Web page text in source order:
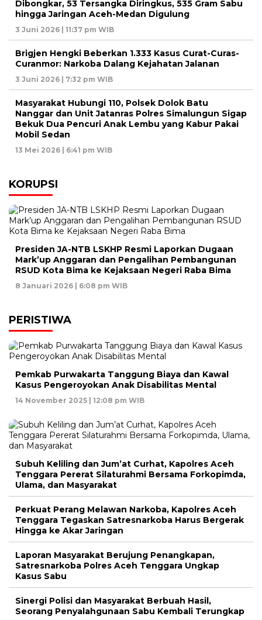
Dibongkar, 53 Tersangka Diringkus, 535 Gram Sabu
hingga Jaringan Aceh-Medan Digulung
3 Juni 2026 | 11:37 pm WIB
Brigjen Hengki Beberkan 1.333 Kasus Curat-Curas-
Curanmor: Narkoba Dalang Kejahatan Jalanan
3 Juni 2026 | 7:32 pm WIB
Masyarakat Hubungi 110, Polsek Dolok Batu
Nanggar dan Unit Jatanras Polres Simalungun Sigap
Bekuk Dua Pencuri Anak Lembu yang Kabur Pakai
Mobil Sedan
13 Mei 2026 | 6:41 pm WIB
KORUPSI
Presiden JA-NTB LSKHP Resmi Laporkan Dugaan
Mark’up Anggaran dan Pengalihan Pembangunan
RSUD Kota Bima ke Kejaksaan Negeri Raba Bima
8 Januari 2026 | 6:08 pm WIB
PERISTIWA
Pemkab Purwakarta Tanggung Biaya dan Kawal
Kasus Pengeroyokan Anak Disabilitas Mental
14 November 2025 | 12:08 pm WIB
Subuh Keliling dan Jum’at Curhat, Kapolres Aceh
Tenggara Pererat Silaturahmi Bersama Forkopimda,
Ulama, dan Masyarakat
Perkuat Perang Melawan Narkoba, Kapolres Aceh
Tenggara Tegaskan Satresnarkoba Harus Bergerak
Hingga ke Akar Jaringan
Laporan Masyarakat Berujung Penangkapan,
Satresnarkoba Polres Aceh Tenggara Ungkap
Kasus Sabu
Sinergi Polisi dan Masyarakat Berbuah Hasil,
Seorang Penyalahgunaan Sabu Kembali Terungkap